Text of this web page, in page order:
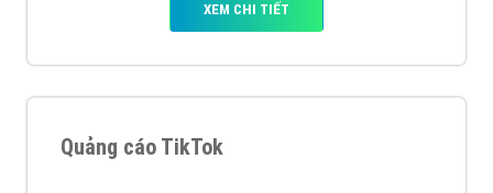
XEM CHI TIẾT
Quảng cáo TikTok